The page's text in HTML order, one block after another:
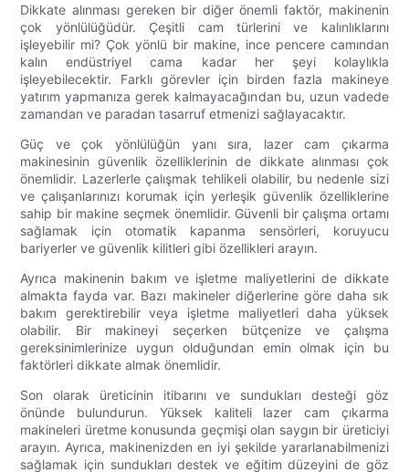
Dikkate alınması gereken bir diğer önemli faktör, makinenin
çok yönlülüğüdür. Çeşitli cam türlerini ve kalınlıklarını
işleyebilir mi? Çok yönlü bir makine, ince pencere camından
kalın endüstriyel cama kadar her şeyi kolaylıkla
işleyebilecektir. Farklı görevler için birden fazla makineye
yatırım yapmanıza gerek kalmayacağından bu, uzun vadede
zamandan ve paradan tasarruf etmenizi sağlayacaktır.
Güç ve çok yönlülüğün yanı sıra, lazer cam çıkarma
makinesinin güvenlik özelliklerinin de dikkate alınması çok
önemlidir. Lazerlerle çalışmak tehlikeli olabilir, bu nedenle sizi
ve çalışanlarınızı korumak için yerleşik güvenlik özelliklerine
sahip bir makine seçmek önemlidir. Güvenli bir çalışma ortamı
sağlamak için otomatik kapanma sensörleri, koruyucu
bariyerler ve güvenlik kilitleri gibi özellikleri arayın.
Ayrıca makinenin bakım ve işletme maliyetlerini de dikkate
almakta fayda var. Bazı makineler diğerlerine göre daha sık
bakım gerektirebilir veya işletme maliyetleri daha yüksek
olabilir. Bir makineyi seçerken bütçenize ve çalışma
gereksinimlerinize uygun olduğundan emin olmak için bu
faktörleri dikkate almak önemlidir.
Son olarak üreticinin itibarını ve sundukları desteği göz
önünde bulundurun. Yüksek kaliteli lazer cam çıkarma
makineleri üretme konusunda geçmişi olan saygın bir üreticiyi
arayın. Ayrıca, makinenizden en iyi şekilde yararlanabilmenizi
sağlamak için sundukları destek ve eğitim düzeyini de göz